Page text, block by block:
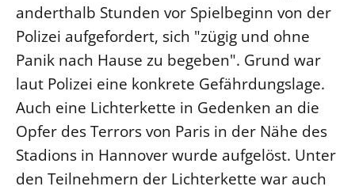
anderthalb Stunden vor Spielbeginn von der
Polizei aufgefordert, sich "zügig und ohne
Panik nach Hause zu begeben". Grund war
laut Polizei eine konkrete Gefährdungslage.
Auch eine Lichterkette in Gedenken an die
Opfer des Terrors von Paris in der Nähe des
Stadions in Hannover wurde aufgelöst. Unter
den Teilnehmern der Lichterkette war auch
Abteilungen des Landeskirchenamts
Rechnungsprüfungsamt
Fachstelle Sexualisierte Gewalt
Beschwerdestellen
Kirchenämter
Gleichstellung
Datenschutz
Religionen
Naturschutz
Gebäude
Service für Gemeinden
Suche